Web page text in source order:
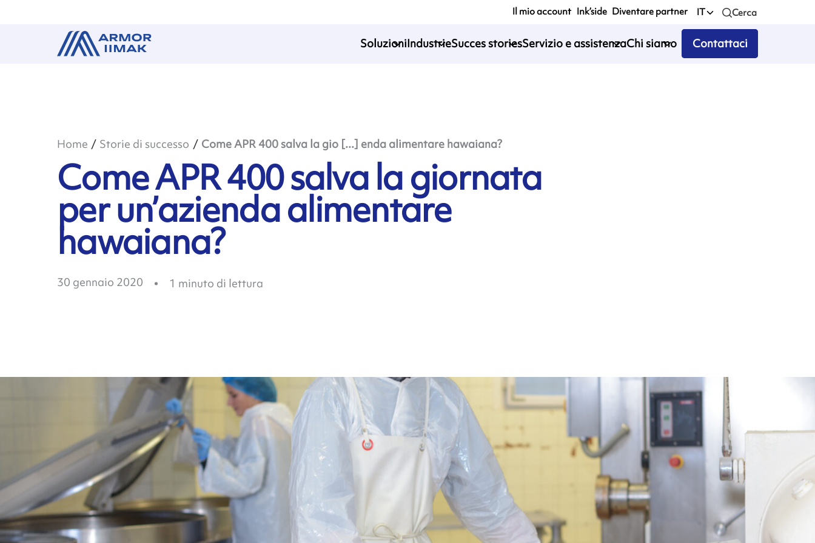
Il mio account Ink’side Diventare partner IT Cerca
SoluzioniIndustrieSucces storiesServizio e assistenzaChi siamo Contattaci
Home Storie di successo Come APR 400 salva la gio [...] enda alimentare hawaiana?
Come APR 400 salva la giornata
per un’azienda alimentare
hawaiana?
30 gennaio 2020 1 minuto di lettura